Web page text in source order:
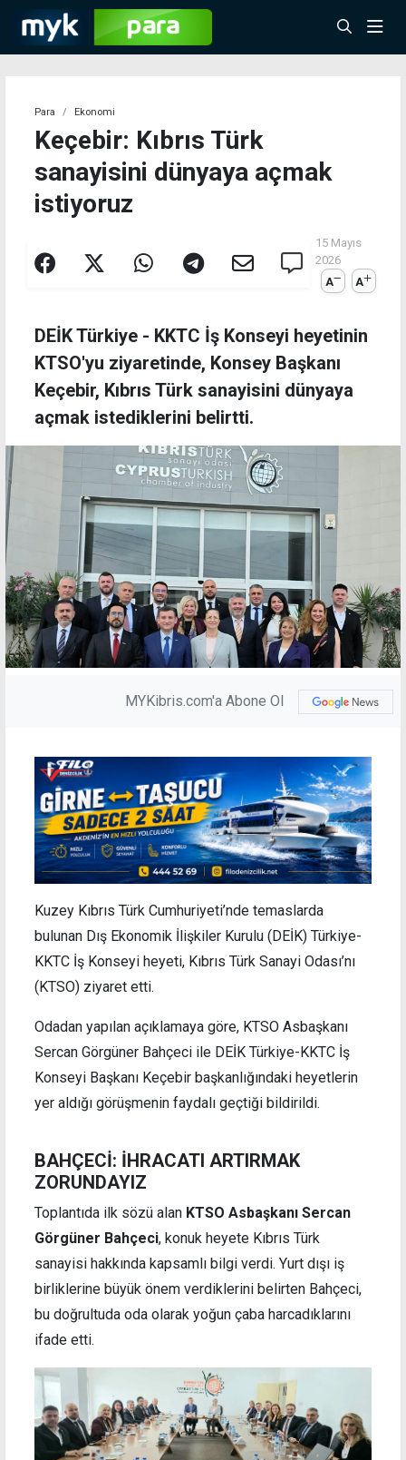
Para Ekonomi
Keçebir: Kıbrıs Türk
sanayisini dünyaya açmak
istiyoruz
15 Mayıs
2026
A
A
DEİK Türkiye - KKTC İş Konseyi heyetinin
KTSO'yu ziyaretinde, Konsey Başkanı
Keçebir, Kıbrıs Türk sanayisini dünyaya
açmak istediklerini belirtti.
MYKibris.com'a Abone Ol
Kuzey Kıbrıs Türk Cumhuriyeti’nde temaslarda
bulunan Dış Ekonomik İlişkiler Kurulu (DEİK) Türkiye-
KKTC İş Konseyi heyeti, Kıbrıs Türk Sanayi Odası’nı
(KTSO) ziyaret etti.
Odadan yapılan açıklamaya göre, KTSO Asbaşkanı
Sercan Görgüner Bahçeci ile DEİK Türkiye-KKTC İş
Konseyi Başkanı Keçebir başkanlığındaki heyetlerin
yer aldığı görüşmenin faydalı geçtiği bildirildi.
BAHÇECİ: İHRACATI ARTIRMAK
ZORUNDAYIZ
Toplantıda ilk sözü alan KTSO Asbaşkanı Sercan
Görgüner Bahçeci, konuk heyete Kıbrıs Türk
sanayisi hakkında kapsamlı bilgi verdi. Yurt dışı iş
birliklerine büyük önem verdiklerini belirten Bahçeci,
bu doğrultuda oda olarak yoğun çaba harcadıklarını
ifade etti.